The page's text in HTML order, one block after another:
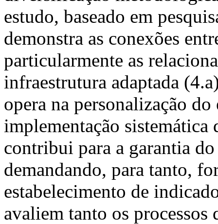
estudo, baseado em
demonstra as conexões
particularmente as
infraestrutura adaptada
opera na personalização
implementação
contribui para a garantia
demandando, para tanto,
estabelecimento de
avaliem tanto os processos